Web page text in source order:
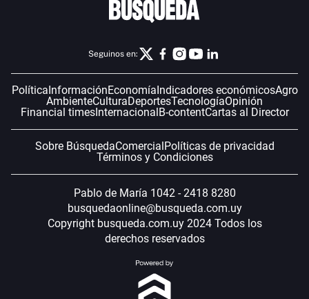
Seguinos en:
Política InformaciónEconomía Indicadores económicosAgro
AmbienteCulturaDeportesTecnologíaOpinión
Financial timesInternacional B-contentCartas al Director
Sobre BúsquedaComercial Políticas de privacidad
Términos y Condiciones
Pablo de María 1042 - 2418 8280
busquedaonline@busqueda.com.uy
Copyright busqueda.com.uy 2024 Todos los
derechos reservados